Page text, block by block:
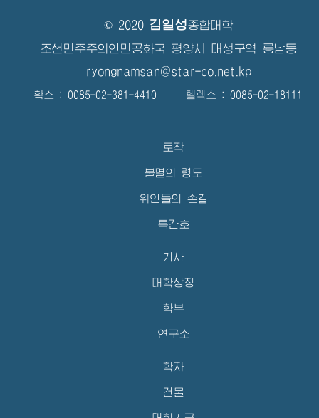
© 2020 김일성종합대학
조선민주주의인민공화국 평양시 대성구역 룡남동
ryongnamsan@star-co.net.kp
확스 : 0085-02-381-4410 텔렉스 : 0085-02-18111
로작
불멸의 령도
위인들의 손길
특간호
기사
대학상징
학부
연구소
학자
건물